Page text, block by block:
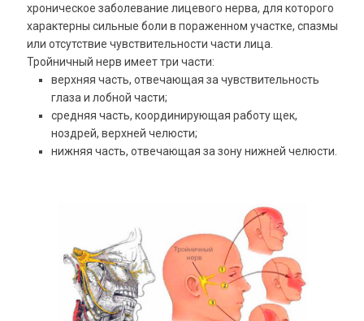
хроническое заболевание лицевого нерва, для которого
характерны сильные боли в пораженном участке, спазмы
или отсутствие чувствительности части лица.
Тройничный нерв имеет три части:
верхняя часть, отвечающая за чувствительность
глаза и лобной части;
средняя часть, координирующая работу щек,
ноздрей, верхней челюсти;
нижняя часть, отвечающая за зону нижней челюсти.